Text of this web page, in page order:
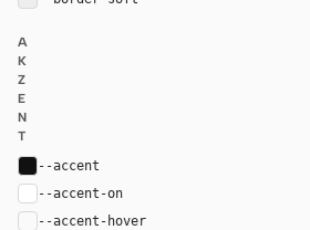
A
K
Z
E
N
T
--accent
--accent-on
--accent-hover